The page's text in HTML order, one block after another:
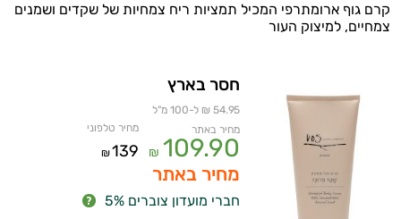
קרם גוף ארומתרפי המכיל תמציות ריח צמחיות של שקדים ושמנים
צמחיים, למיצוק העור
חסר בארץ
54.95 ₪ ל-100 מ"ל
מחיר באתר
109.90
₪
מחיר טלפוני
139
₪
מחיר באתר
חברי מועדון צוברים 5%